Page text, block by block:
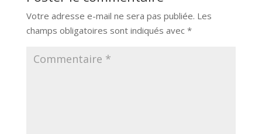
Votre adresse e-mail ne sera pas publiée. Les
champs obligatoires sont indiqués avec *